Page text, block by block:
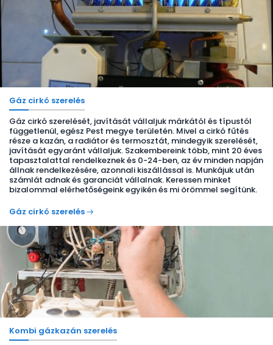
Gáz cirkó szerelés
Gáz cirkó szerelését, javítását vállaljuk márkától és típustól
függetlenül, egész Pest megye területén. Mivel a cirkó fűtés
része a kazán, a radiátor és termosztát, mindegyik szerelését,
javítását egyaránt vállaljuk. Szakembereink több, mint 20 éves
tapasztalattal rendelkeznek és 0-24-ben, az év minden napján
állnak rendelkezésére, azonnali kiszállással is. Munkájuk után
számlát adnak és garanciát vállalnak. Keressen minket
bizalommal elérhetőségeink egyikén és mi örömmel segítünk.
Gáz cirkó szerelés
Kombi gázkazán szerelés